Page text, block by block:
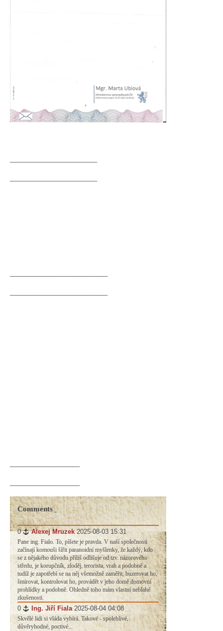
Comments
0 # Alexej Mruzek 2025-08-03 15:31
Pane ing. Fialo. To, píšete je pravda. V naší společnosti
začínají komouši šířit paranoidní myšlenky, že každý, kdo
se z nějakého důvodu příliš odlišuje od tzv. názorového
středu, je korupčník, zloděj, terorista, vrah a podobně a
tudíž je zapotřebí se na něj všemožně zaměřit, buzerovat ho,
šmírovat, kontrolovat ho, provádět v jeho domě domovní
prohlídky a podobně. Ohledně toho mám vlastní neblahé
zkušenosti.
0 # Ing. Jiří Fiala 2025-08-04 04:08
Skvělé lidi si vláda vybírá. Takové - spolehlivé,
důvěryhodné, poctivé...